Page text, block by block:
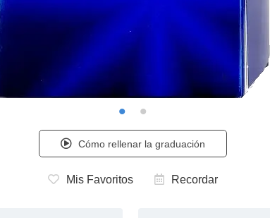
Cómo rellenar la graduación
Mis Favoritos Recordar